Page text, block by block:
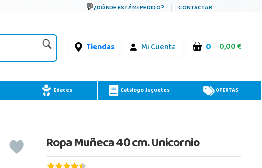
¿DÓNDE ESTÁ MI PEDIDO? CONTACTAR
Tiendas Mi Cuenta 0 0,00 €
Edades Catálogo Juguetes OFERTAS
Ropa Muñeca 40 cm. Unicornio